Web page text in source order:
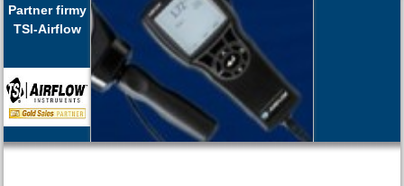
Partner firmy
TSI-Airflow